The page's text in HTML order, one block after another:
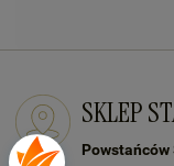
SKLEP
Powstańców